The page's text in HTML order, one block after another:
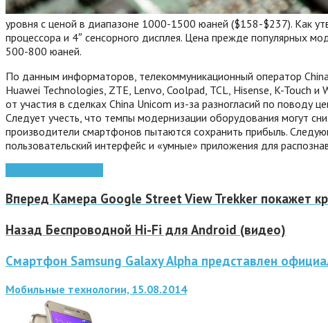
уровня с ценой в диапазоне 1000-1500 юаней ($158-$237). Как
процессора и 4″ сенсорного дисплея. Цена прежде популярных
500-800 юаней.
По данным информаторов, телекоммуникационный оператор
Huawei Technologies, ZTE, Lenvo, Coolpad, TCL, Hisense, K-Touch
от участия в сделках China Unicom из-за разногласий по поводу
Следует учесть, что темпы модернизации оборудования могут
производители смартфонов пытаются сохранить прибыль.
пользовательский интерфейс и «умные» приложения для
Вперед Камера Google Street View Trekker покажет
Назад Беспроводной Hi-Fi для Android (видео)
Смартфон Samsung Galaxy Alpha представлен
Мобильные технологии, 15.08.2014